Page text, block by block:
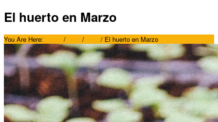
El huerto en Marzo
You Are Here: / / / El huerto en Marzo